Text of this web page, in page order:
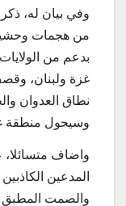
وفي بيان له، ذكر
من هجمات
بدعم من
غزة ولبنان،
نطاق العدوان
وسيحول منطقة
واضاف
المدعين
والصمت المطبق